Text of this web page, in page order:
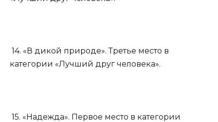
14. «В дикой природе». Третье место в
категории «Лучший друг человека».
15. «Надежда». Первое место в категории